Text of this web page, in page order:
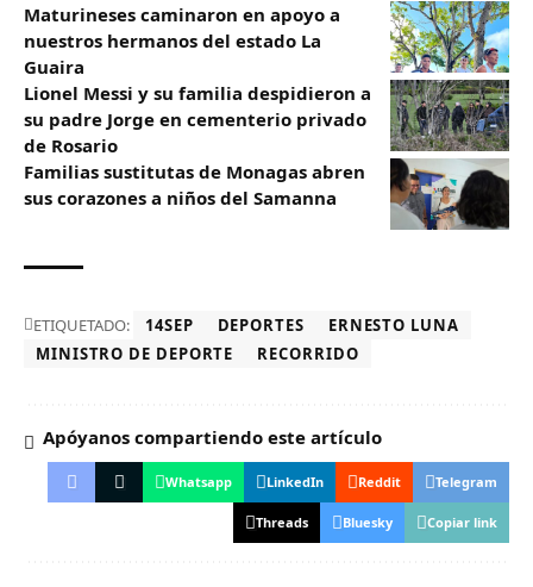
Maturineses caminaron en apoyo a
nuestros hermanos del estado La
Guaira
Lionel Messi y su familia despidieron a
su padre Jorge en cementerio privado
de Rosario
Familias sustitutas de Monagas abren
sus corazones a niños del Samanna
ETIQUETADO: 14SEP DEPORTES
ERNESTO LUNA
MINISTRO DE DEPORTE
RECORRIDO
Apóyanos compartiendo este artículo
Whatsapp LinkedIn Reddit Telegram
Threads Bluesky Copiar link